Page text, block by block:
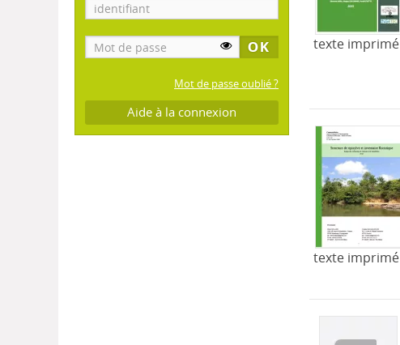
Mot de passe oublié ?
Aide à la connexion
texte imprimé
texte imprimé